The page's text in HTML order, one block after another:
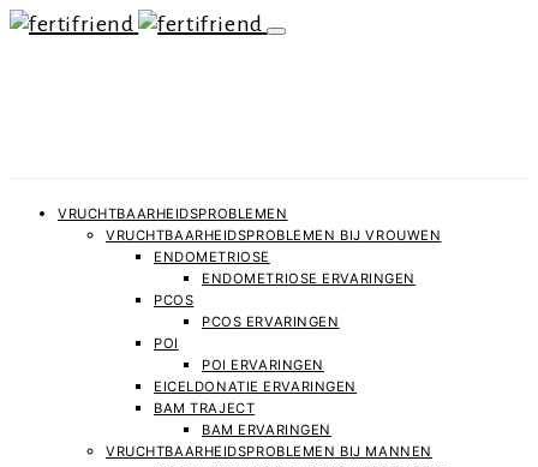
VRUCHTBAARHEIDSPROBLEMEN
VRUCHTBAARHEIDSPROBLEMEN BIJ VROUWEN
ENDOMETRIOSE
ENDOMETRIOSE ERVARINGEN
PCOS
PCOS ERVARINGEN
POI
POI ERVARINGEN
EICELDONATIE ERVARINGEN
BAM TRAJECT
BAM ERVARINGEN
VRUCHTBAARHEIDSPROBLEMEN BIJ MANNEN